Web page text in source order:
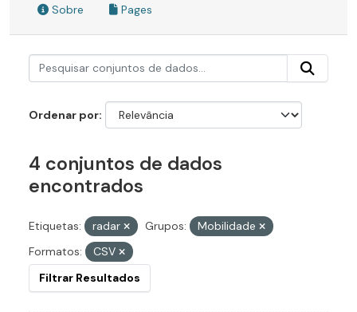
Sobre Pages
Ordenar por
4 conjuntos de dados
encontrados
Etiquetas: radar Grupos:
Mobilidade
Formatos:
CSV
Filtrar Resultados